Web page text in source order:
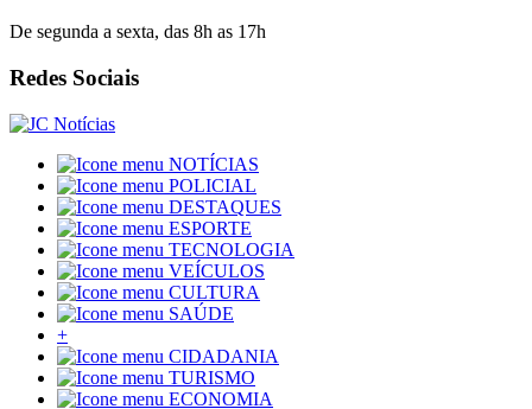
De segunda a sexta, das 8h as 17h
Redes Sociais
NOTÍCIAS
POLICIAL
DESTAQUES
ESPORTE
TECNOLOGIA
VEÍCULOS
CULTURA
SAÚDE
+
CIDADANIA
TURISMO
ECONOMIA